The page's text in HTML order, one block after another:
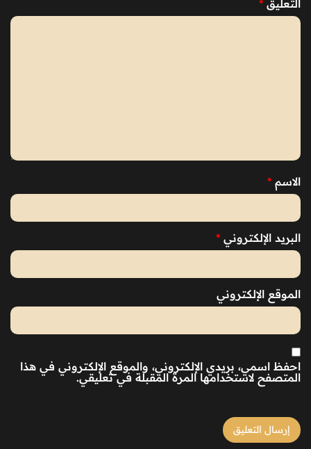
التعليق *
الاسم *
البريد الإلكتروني *
الموقع الإلكتروني
احفظ اسمي، بريدي الإلكتروني، والموقع الإلكتروني في هذا
المتصفح لاستخدامها المرة المقبلة في تعليقي.